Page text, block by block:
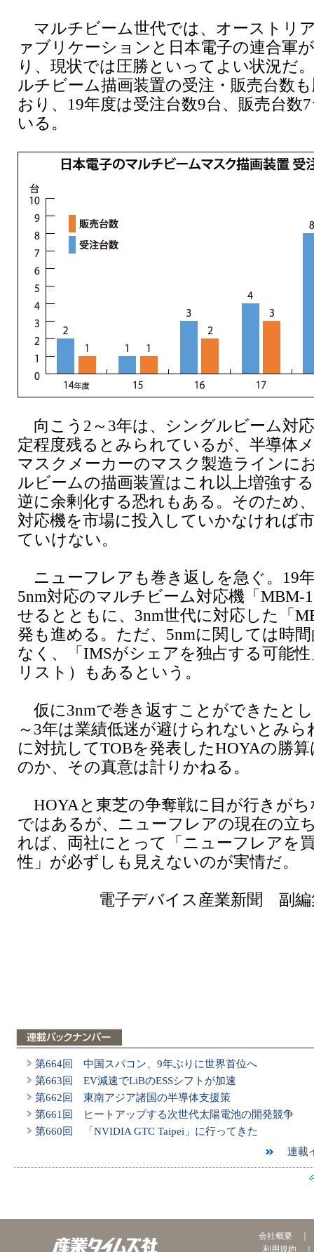
マルチビーム世代では、オーストリ
ァブリケーションと日本電子の連合軍
り、現状では圧勝といってよい状況だ
ルチビーム描画装置の受注・販売台数
おり、19年度は受注台数9台、販売台数
いる。
向こう2～3年は、シングルビーム対
定程度残るとみられているが、半導体
マスクメーカーのマスク製造ラインに
ルビームの描画装置はこれ以上増強す
逆に余剰化する恐れもある。そのため
対応機を市場に投入していかなければ
ていけない。
ニューフレアも巻き返しを急ぐ。19
5nm対応のマルチビーム対応機「MBM-
せるとともに、3nm世代に対応した「
発も進める。ただ、5nmに関しては時
なく、「IMSがシェアを独占する可能
リスト）もあるという。
仮に3nmで巻き返すことができたと
～3年は業績低迷が避けられないとみら
に対抗してTOBを発表したHOYAの勝
のか、その真意は計りかねる。
HOYAと東芝の争奪戦に目が行きがち
ではあるが、ニューフレアの現在の立
れば、両社にとって「ニューフレアを
性」が必ずしも見えないのが実情だ。
電子デバイス産業新聞 副
第664回 中国スパコン、9年ぶりに世界首位へ
第663回 EV減速でLiBのESSシフトが加速
第662回 東南アジア諸国の半導体支援策
第661回 ヒートアップする次世代太陽電池の開発競争
第660回 「NVIDIA GTC Taipei」に行ってきた
連載
会社概要
利用規約